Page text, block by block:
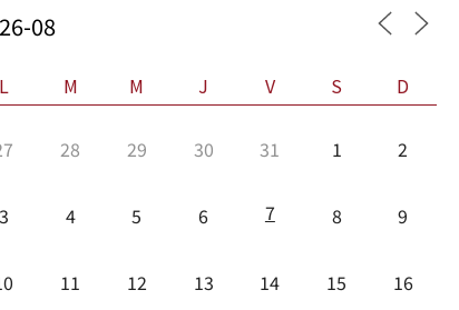
L M M J V S D
28 29 30 31 1 2
3 4 5 6 7 8 9
11 12 13 14 15 16